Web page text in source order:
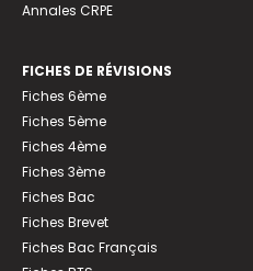
Annales CRPE
FICHES DE RÉVISIONS
Fiches 6ème
Fiches 5ème
Fiches 4ème
Fiches 3ème
Fiches Bac
Fiches Brevet
Fiches Bac Français